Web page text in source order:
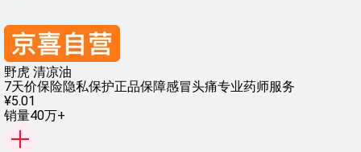
野虎 清凉油
7天价保险隐私保护正品保障感冒头痛专业药师服务
¥5.01
销量40万+